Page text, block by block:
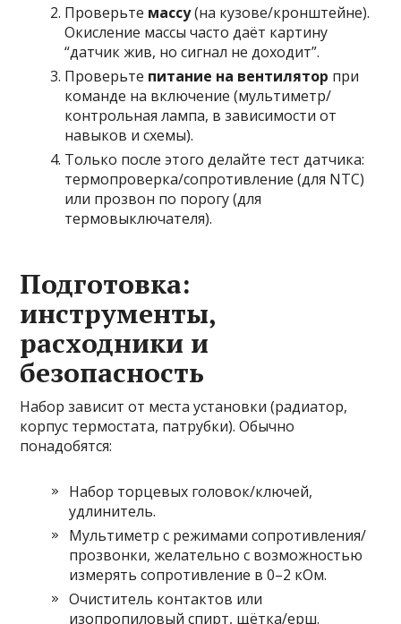
Проверьте массу(на кузове/кронштейне).
Окисление массы часто даёт картину
“датчик жив, но сигнал не доходит”.
Проверьте питание на вентилятор при
команде на включение (мультиметр/
контрольная лампа, в зависимости от
навыков и схемы).
Только после этого делайте тест датчика:
термопроверка/сопротивление (для NTC)
или прозвон по порогу (для
термовыключателя).
Подготовка:
инструменты,
расходники и
безопасность
Набор зависит от места установки (радиатор,
корпус термостата, патрубки). Обычно
понадобятся:
Набор торцевых головок/ключей,
удлинитель.
Мультиметр с режимами сопротивления/
прозвонки, желательно с возможностью
измерять сопротивление в 0–2 кОм.
Очиститель контактов или
изопропиловый спирт, щётка/ерш.